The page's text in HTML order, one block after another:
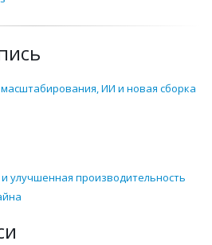
ИИ и новая сборка
улучшенная производительность